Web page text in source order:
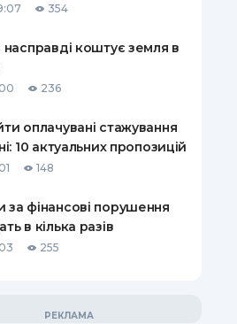
354
насправді коштує земля в
236
оплачувані стажування
10 актуальних пропозицій
148
фінансові порушення
в кілька разів
255